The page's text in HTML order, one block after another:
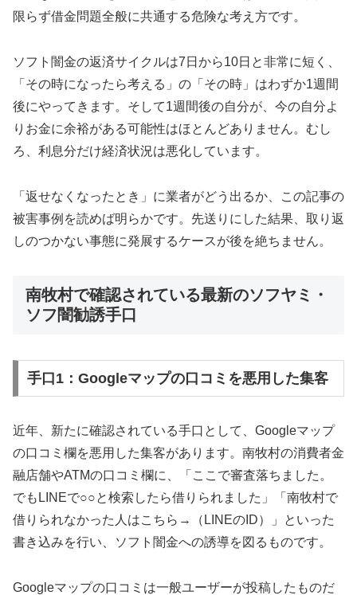
限らず借金問題全般に共通する危険な考え方です。
ソフト闇金の返済サイクルは7日から10日と非常に短く、
「その時になったら考える」の「その時」はわずか1週間
後にやってきます。そして1週間後の自分が、今の自分よ
りお金に余裕がある可能性はほとんどありません。むし
ろ、利息分だけ経済状況は悪化しています。
「返せなくなったとき」に業者がどう出るか、この記事の
被害事例を読めば明らかです。先送りにした結果、取り返
しのつかない事態に発展するケースが後を絶ちません。
南牧村で確認されている最新のソフヤミ・
ソフ闇勧誘手口
手口1：Googleマップの口コミを悪用した集客
近年、新たに確認されている手口として、Googleマップ
の口コミ欄を悪用した集客があります。南牧村の消費者金
融店舗やATMの口コミ欄に、「ここで審査落ちました。
でもLINEで○○と検索したら借りられました」「南牧村で
借りられなかった人はこちら→（LINEのID）」といった
書き込みを行い、ソフト闇金への誘導を図るものです。
Googleマップの口コミは一般ユーザーが投稿したものだ